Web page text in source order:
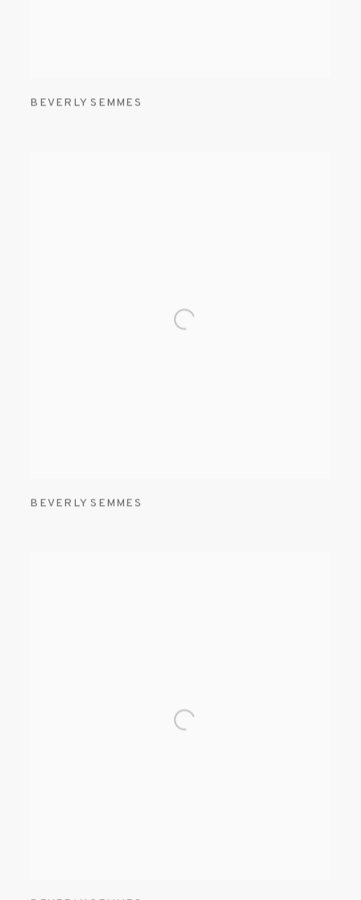
BEVERLY SEMMES
BEVERLY SEMMES